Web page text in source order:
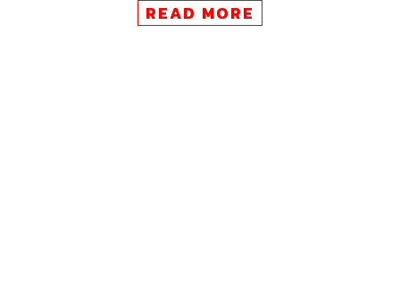
ศิรัถยา อิศรภักดี
NEW GEN INVESTOR
READ MORE